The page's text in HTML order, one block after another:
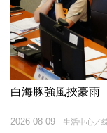
白海豚強風挾豪
生活中心／
2026-08-09